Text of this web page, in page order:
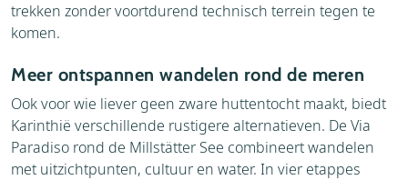
trekken zonder voortdurend technisch terrein tegen te
komen.
Meer ontspannen wandelen rond de meren
Ook voor wie liever geen zware huttentocht maakt, biedt
Karinthië verschillende rustigere alternatieven. De Via
Paradiso rond de Millstätter See combineert wandelen
met uitzichtpunten, cultuur en water. In vier etappes